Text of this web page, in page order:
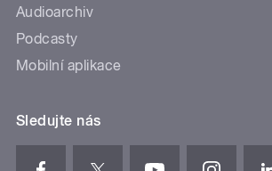
Audioarchiv
Podcasty
Mobilní aplikace
Sledujte nás